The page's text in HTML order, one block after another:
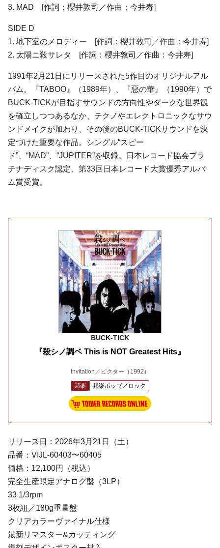
3. MAD [作詞：櫻井敦司／作曲：今井寿]
SIDE D
1. 地下室のメロディー [作詞：櫻井敦司／作曲：今井寿]
2. 太陽ニ殺サレタ [作詞：櫻井敦司／作曲：今井寿]
1991年2月21日にリリースされた5作目のオリジナルアル
バム。『TABOO』（1989年）、『惡の華』（1990年）で
BUCK-TICKが目指すサウンドの方向性やダークな世界観
を確立しつつあるなか、テクノやエレクトロニックなサウ
ンドメイクが加わり、その後のBUCK-TICKサウンドを決
定づけた重要な作品。シングル“スピー
ド”、“MAD”、“JUPITER”を収録。⽇本レコード協会プラ
チナディスク認定、第33回⽇本レコード⼤賞優秀アルバ
ム賞受賞。
BUCK-TICK
『殺シノ調ベ This is NOT Greatest Hits』
Invitation／ビクター （1992）
邦楽 邦楽ポップ／ロック
リリース日：2026年3月21日（土）
品番：VIJL-60403〜60405
価格：12,100円（税込）
完全生産限定アナログ盤（3LP）
33 1/3rpm
3枚組／180g重量盤
クリアカラーヴァイナル仕様
最新リマスター&カッティング